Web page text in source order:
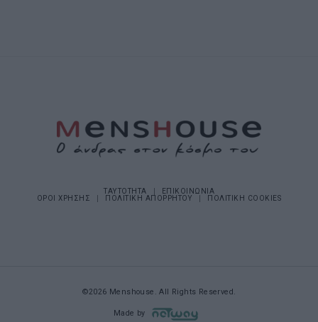
ΤΑΥΤΟΤΗΤΑ
ΕΠΙΚΟΙΝΩΝΙΑ
ΟΡΟΙ ΧΡΗΣΗΣ
ΠΟΛΙΤΙΚΗ ΑΠΟΡΡΗΤΟΥ ΠΟΛΙΤΙΚΗ COOKIES
©2026 Menshouse. All Rights Reserved.
Made by